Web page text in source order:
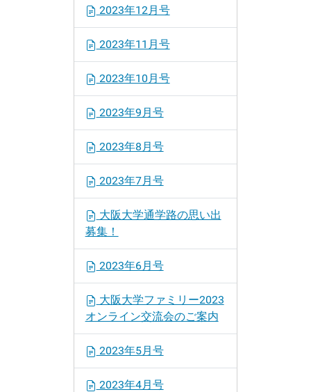
2023年12月号
2023年11月号
2023年10月号
2023年9月号
2023年8月号
2023年7月号
大阪大学通学路の思い出
募集！
2023年6月号
大阪大学ファミリー2023
オンライン交流会のご案内
2023年5月号
2023年4月号